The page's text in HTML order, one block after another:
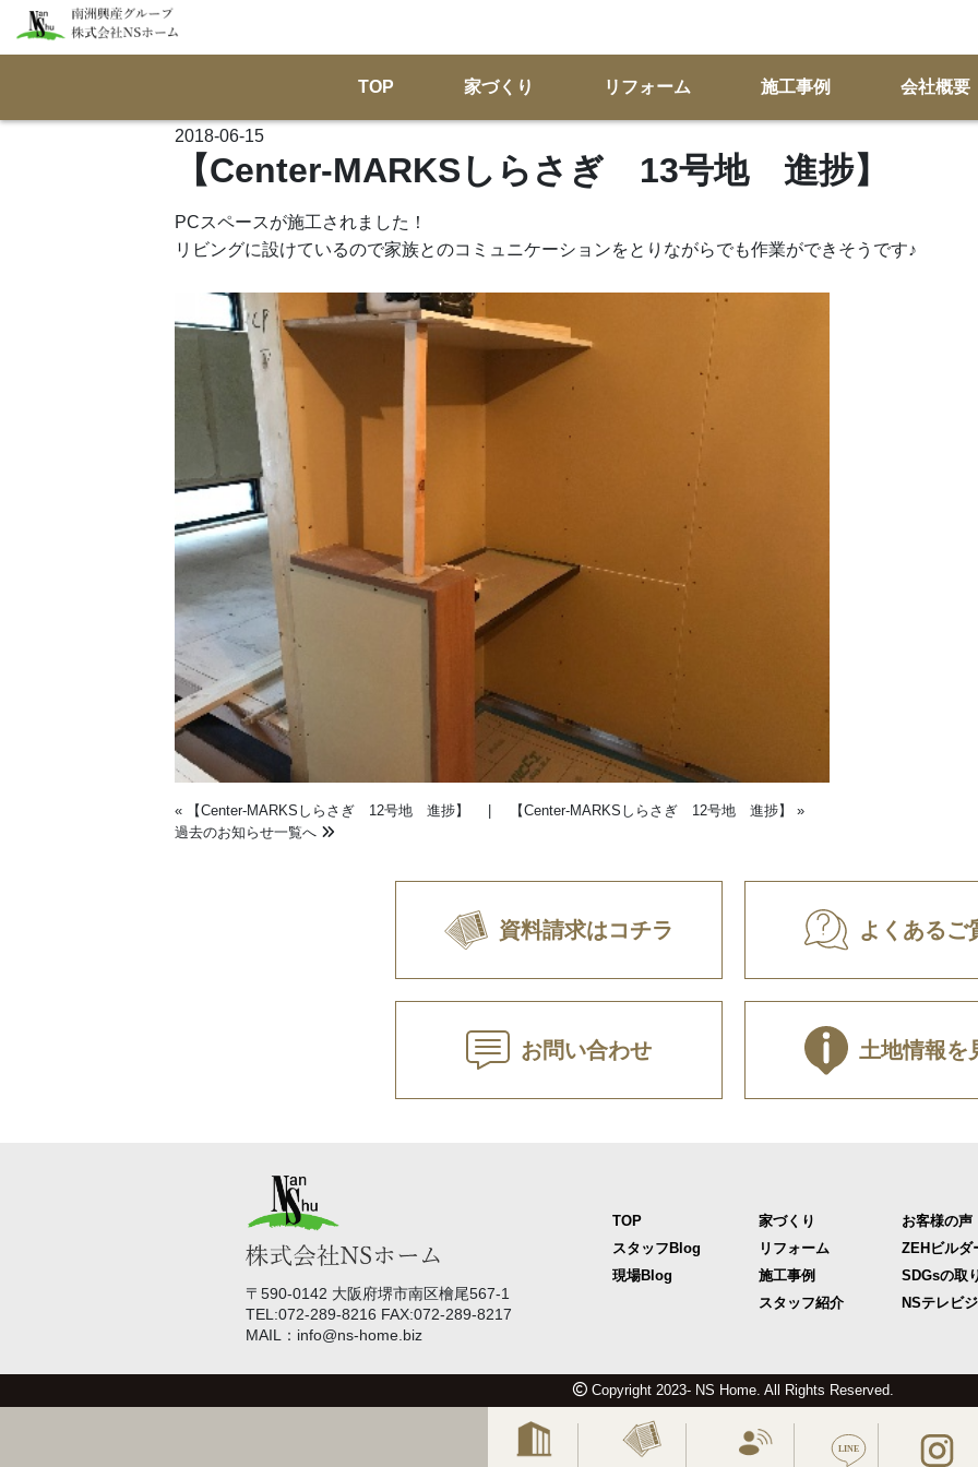
TOP 家づくり リフォーム 施工事例 会社概要
2018-06-15
【Center-MARKSしらさぎ 13号地 進捗】
PCスペースが施工されました！
リビングに設けているので家族とのコミュニケーションをとりながらでも作業ができそうです♪
« 【Center-MARKSしらさぎ 12号地 進捗】 【Center-MARKSしらさぎ 12号地 進捗】
»
過去のお知らせ一覧へ
資料請求はコチラ よくあるご
お問い合わせ 土地情報を
〒590-0142 大阪府堺市南区檜尾567-1
TEL:072-289-8216 FAX:072-289-8217
MAIL：info@ns-home.biz
TOP
スタッフBlog
現場Blog
家づくり
リフォーム
施工事例
スタッフ紹介
お客様の声
ZEHビルダ
SDGsの取
NSテレビ
Copyright 2023- NS Home. All Rights Reserved.